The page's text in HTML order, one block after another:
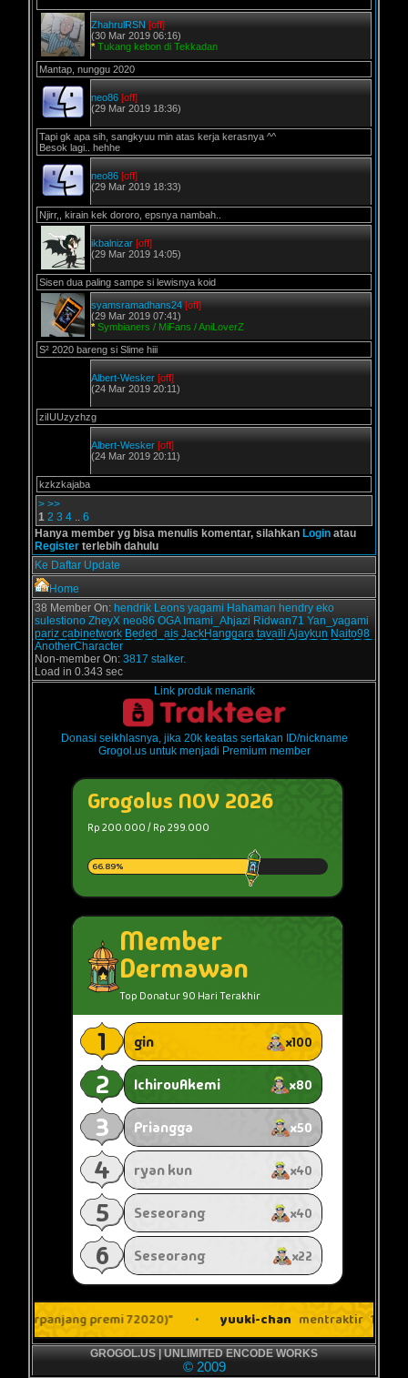
ZhahrulRSN [off]
(30 Mar 2019 06:16)
* Tukang kebon di Tekkadan
Mantap, nunggu 2020
neo86 [off]
(29 Mar 2019 18:36)
Tapi gk apa sih, sangkyuu min atas kerja kerasnya ^^
Besok lagi.. hehhe
neo86 [off]
(29 Mar 2019 18:33)
Njirr,, kirain kek dororo, epsnya nambah..
ikbalnizar [off]
(29 Mar 2019 14:05)
Sisen dua paling sampe si lewisnya koid
syamsramadhans24 [off]
(29 Mar 2019 07:41)
* Symbianers / MiFans / AniLoverZ
S² 2020 bareng si Slime hiii
Albert-Wesker [off]
(24 Mar 2019 20:11)
ziIUUzyzhzg
Albert-Wesker [off]
(24 Mar 2019 20:11)
kzkzkajaba
> >>
1 2 3 4 .. 6
Hanya member yg bisa menulis komentar, silahkan Login atau
Register terlebih dahulu
Ke Daftar Update
Home
38 Member On: hendrik Leons yagami Hahaman hendry eko
sulestiono ZheyX neo86 OGA Imami_Ahjazi Ridwan71 Yan_yagami
pariz cabinetwork Beded_ais JackHanggara tavaili Ajaykun Naito98
AnotherCharacter
Non-member On: 3817 stalker.
Load in 0.343 sec
Link produk menarik
Donasi seikhlasnya, jika 20k keatas sertakan ID/nickname
Grogol.us untuk menjadi Premium member
GROGOL.US | UNLIMITED ENCODE WORKS
© 2009